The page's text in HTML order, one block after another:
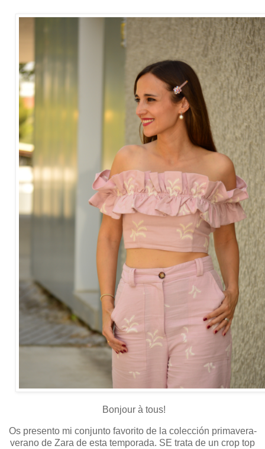
Bonjour à tous!
Os presento mi conjunto favorito de la colección primavera-
verano de Zara de esta temporada. SE trata de un crop top